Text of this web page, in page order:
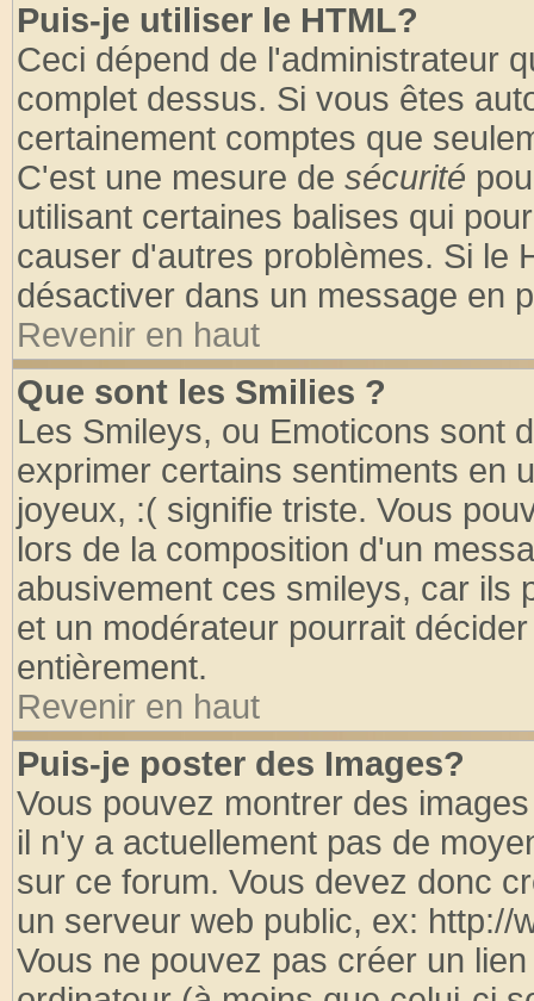
Puis-je utiliser le HTML?
Ceci dépend de l'administrateur
complet dessus. Si vous êtes
certainement comptes que
C'est une mesure de sécurité
utilisant certaines balises qui
causer d'autres problèmes. Si le
désactiver dans un message en
Revenir en haut
Que sont les Smilies ?
Les Smileys, ou Emoticons sont
exprimer certains sentiments en
joyeux, :( signifie triste. Vous
lors de la composition d'un
abusivement ces smileys, car ils
et un modérateur pourrait
entièrement.
Revenir en haut
Puis-je poster des Images?
Vous pouvez montrer des
il n'y a actuellement pas de
sur ce forum. Vous devez donc
un serveur web public, ex: http://
Vous ne pouvez pas créer un